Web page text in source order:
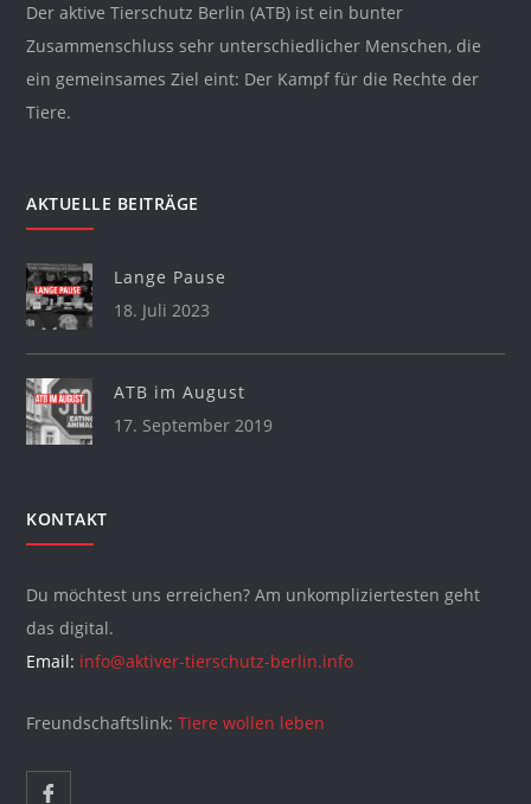
Der aktive Tierschutz Berlin (ATB) ist ein bunter
Zusammenschluss sehr unterschiedlicher Menschen, die
ein gemeinsames Ziel eint: Der Kampf für die Rechte der
Tiere.
AKTUELLE BEITRÄGE
Lange Pause
18. Juli 2023
ATB im August
17. September 2019
KONTAKT
Du möchtest uns erreichen? Am unkompliziertesten geht
das digital.
Email: info@aktiver-tierschutz-berlin.info
Freundschaftslink:Tiere wollen leben